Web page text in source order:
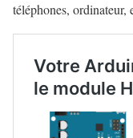
téléphones, ordinateur,